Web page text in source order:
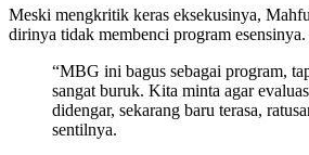
Meski mengkritik keras eksekusinya,
dirinya tidak membenci program esensinya.
“MBG ini bagus sebagai program,
sangat buruk. Kita minta agar
didengar, sekarang baru terasa,
sentilnya.